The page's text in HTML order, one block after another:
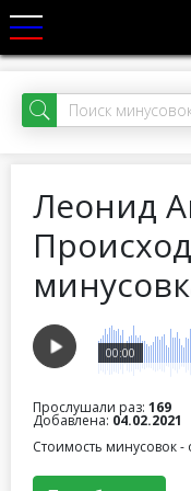
Леонид
00:00
Прослушали раз: 169
Добавлена: 04.02.2021
Стоимость минусовок -